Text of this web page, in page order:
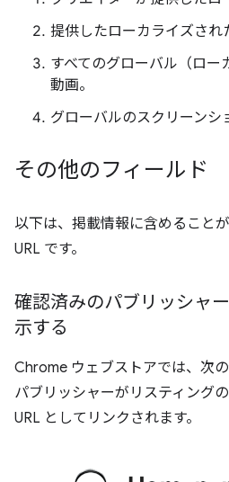
提供したローカライズされ
すべてのグローバル（ロー
動画。
グローバルのスクリーンシ
その他のフィールド
以下は、掲載情報に含めること
URL です。
確認済みのパブリッシャ
示する
Chrome ウェブストアでは、次
パブリッシャーがリスティング
URL としてリンクされます。